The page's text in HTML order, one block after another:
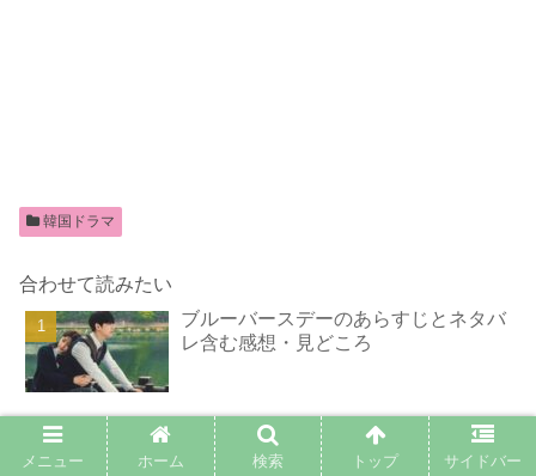
韓国ドラマ
合わせて読みたい
ブルーバースデーのあらすじとネタバ
レ含む感想・見どころ
王の顔は実話？実在した王と側室のカ
ヒはどんな人物？
メニュー ホーム 検索 トップ サイドバー